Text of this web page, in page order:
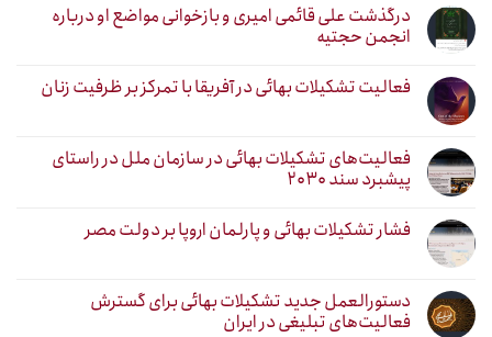
درگذشت علی قائمی امیری و بازخوانی مواضع او درباره
انجمن حجتیه
فعالیت تشکیلات بهائی در آفریقا با تمرکز بر ظرفیت زنان
فعالیت‌های تشکیلات بهائی در سازمان ملل در راستای
پیشبرد سند ۲۰۳۰
فشار تشکیلات بهائی و پارلمان اروپا بر دولت مصر
دستورالعمل جدید تشکیلات بهائی برای گسترش
فعالیت‌های تبلیغی در ایران